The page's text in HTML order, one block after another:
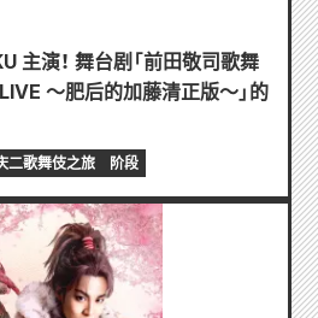
主演！ 舞台剧「前田敬司歌舞
～肥后的加藤清正版～」的
二歌舞伎之旅 阶段